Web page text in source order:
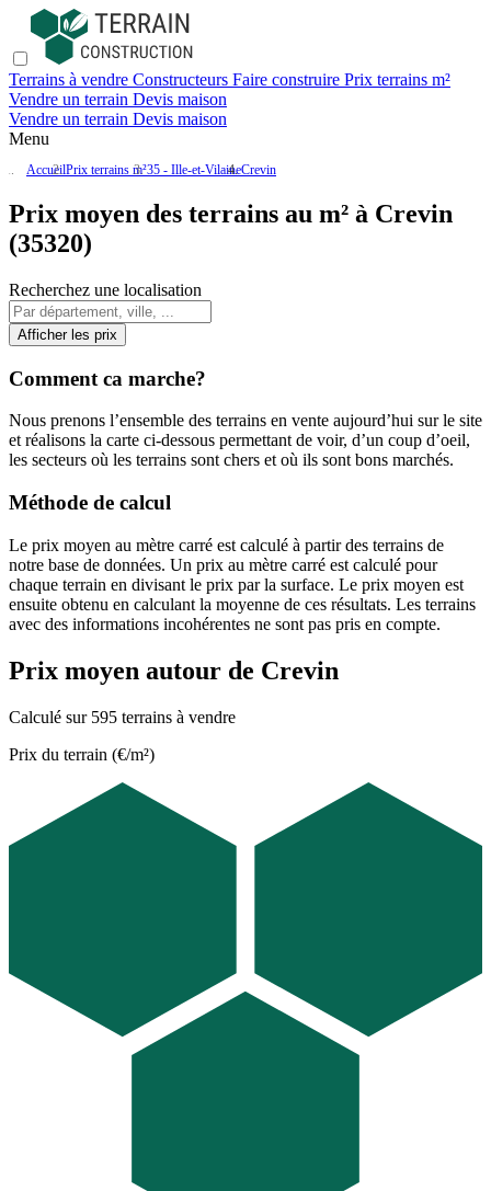
Terrains à vendre Constructeurs Faire construire Prix terrains m²
Vendre un terrain Devis maison
Vendre un terrain Devis maison
Menu
AccueilPrix terrains m²35 - Ille-et-VilaineCrevin
Prix moyen des terrains au m² à Crevin
(35320)
Recherchez une localisation
Afficher les prix
Comment ca marche?
Nous prenons l’ensemble des terrains en vente aujourd’hui sur le site
et réalisons la carte ci-dessous permettant de voir, d’un coup d’oeil,
les secteurs où les terrains sont chers et où ils sont bons marchés.
Méthode de calcul
Le prix moyen au mètre carré est calculé à partir des terrains de
notre base de données. Un prix au mètre carré est calculé pour
chaque terrain en divisant le prix par la surface. Le prix moyen est
ensuite obtenu en calculant la moyenne de ces résultats. Les terrains
avec des informations incohérentes ne sont pas pris en compte.
Prix moyen autour de Crevin
Calculé sur 595 terrains à vendre
Prix du terrain (€/m²)